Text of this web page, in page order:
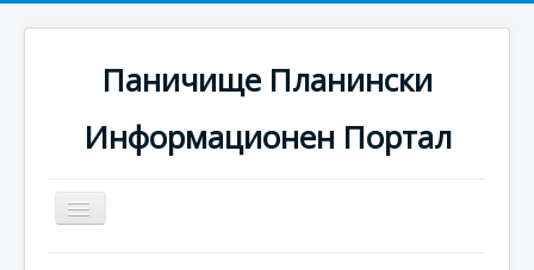
Паничище Планински
Информационен Портал
Превключи
навигация